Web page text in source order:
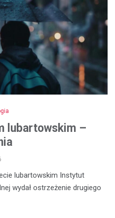
lubartowskim –
lubartowskim Instytut
wydał ostrzeżenie drugiego